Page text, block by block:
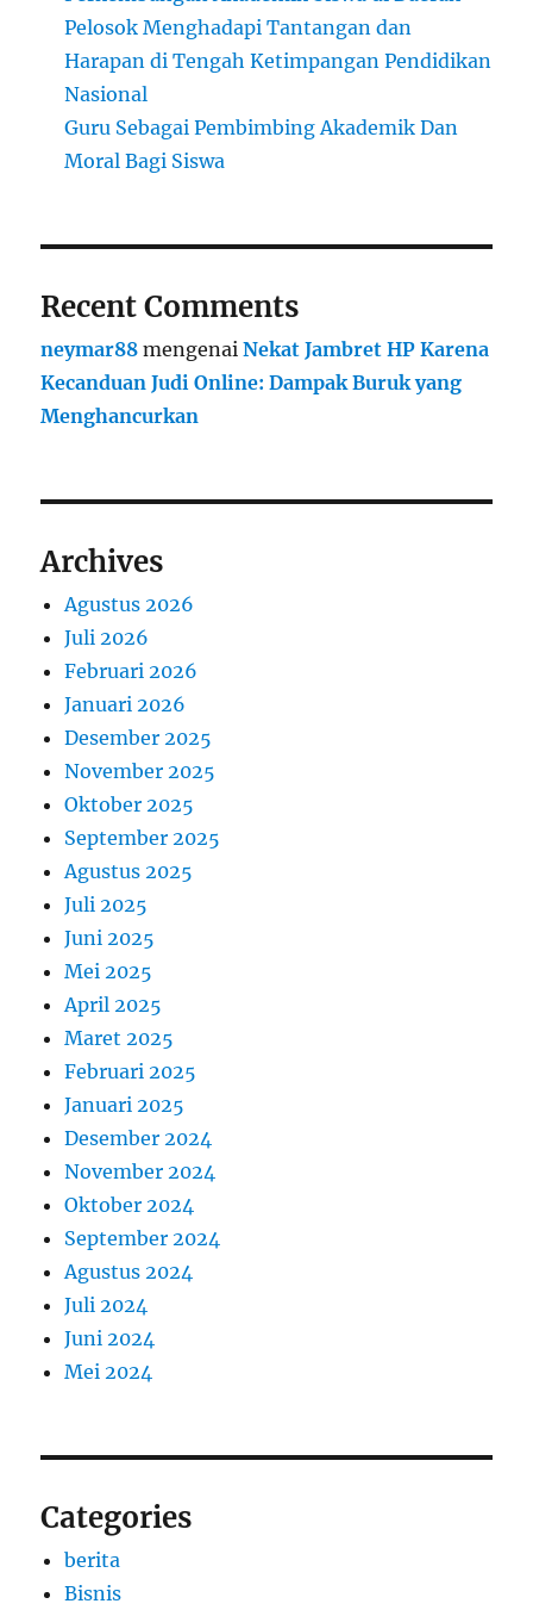
Pelosok Menghadapi Tantangan dan
Harapan di Tengah Ketimpangan Pendidikan
Nasional
Guru Sebagai Pembimbing Akademik Dan
Moral Bagi Siswa
Recent Comments
neymar88 mengenaiNekat Jambret HP Karena
Kecanduan Judi Online: Dampak Buruk yang
Menghancurkan
Archives
Agustus 2026
Juli 2026
Februari 2026
Januari 2026
Desember 2025
November 2025
Oktober 2025
September 2025
Agustus 2025
Juli 2025
Juni 2025
Mei 2025
April 2025
Maret 2025
Februari 2025
Januari 2025
Desember 2024
November 2024
Oktober 2024
September 2024
Agustus 2024
Juli 2024
Juni 2024
Mei 2024
Categories
berita
Bisnis